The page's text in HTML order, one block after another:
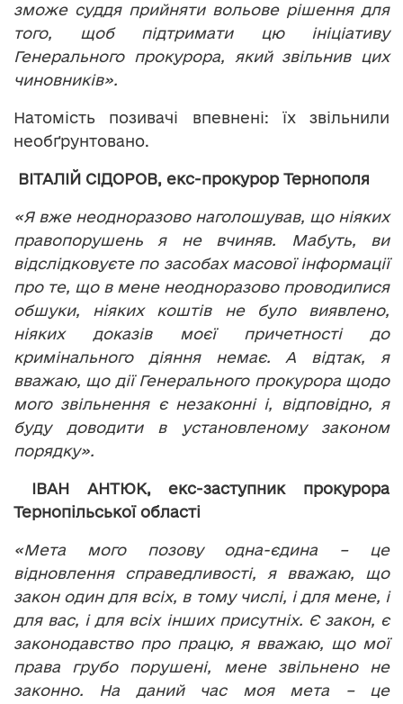
зможе суддя прийняти вольове рішення для
того, щоб підтримати цю ініціативу
Генерального прокурора, який звільнив цих
чиновників».
Натомість позивачі впевнені: їх звільнили
необґрунтовано.
ВІТАЛІЙ СІДОРОВ, екс-прокурор Тернополя
«Я вже неодноразово наголошував, що ніяких
правопорушень я не вчиняв. Мабуть, ви
відслідковуєте по засобах масової інформації
про те, що в мене неодноразово проводилися
обшуки, ніяких коштів не було виявлено,
ніяких доказів моєї причетності до
кримінального діяння немає. А відтак, я
вважаю, що дії Генерального прокурора щодо
мого звільнення є незаконні і, відповідно, я
буду доводити в установленому законом
порядку».
ІВАН АНТЮК, екс-заступник прокурора
Тернопільської області
«Мета мого позову одна-єдина – це
відновлення справедливості, я вважаю, що
закон один для всіх, в тому числі, і для мене, і
для вас, і для всіх інших присутніх. Є закон, є
законодавство про працю, я вважаю, що мої
права грубо порушені, мене звільнено не
законно. На даний час моя мета – це